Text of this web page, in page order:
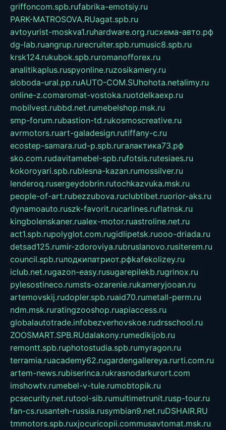
griffoncom.spb.rufabrika-emotsiy.ru
PARK-MATROSOVA.RUagat.spb.ru
avtoyurist-moskva1.ruhardware.org.ruсхема-авто.рф
dg-lab.ruangrup.rurecruiter.spb.rumusic8.spb.ru
krsk124.rukubok.spb.ruromanofforex.ru
analitikaplus.ruspyonline.ruzosikamery.ru
sloboda-ural.pp.ruAUTO-COM.SUhohota.netalimy.ru
online-z.comaromat-vostoka.ruotdelkaexp.ru
mobilvest.rubbd.net.rumebelshop.msk.ru
smp-forum.rubastion-td.rukosmoscreative.ru
avrmotors.ruart-galadesign.rutiffany-c.ru
ecostep-samara.rud-p.spb.ruгалактика73.рф
sko.com.rudavitamebel-spb.rufotsis.rutesiaes.ru
kokoroyari.spb.rublesna-kazan.rumossilver.ru
lenderoq.rusergeydobrin.rutochkazvuka.msk.ru
people-of-art.rubezzubova.ruclubtibet.ruorior-aks.ru
dynamoauto.ruszk-favorit.rucarlines.ruflatnsk.ru
kingbolenskaner.rualex-motor.ruastroline.net.ru
act1.spb.rupolyglot.com.rugidlipetsk.ruooo-driada.ru
detsad125.rumir-zdoroviya.rubruslanovo.rusiterem.ru
council.spb.ruлодкипатриот.рфkafekolizey.ru
iclub.net.rugazon-easy.rusugarepilekb.rugrinox.ru
pylesostineco.rumsts-ozarenie.rukameryjooan.ru
artemovskij.rudopler.spb.ruaid70.rumetall-perm.ru
ndm.msk.ruratingzooshop.ruapiaccess.ru
globalautotrade.infobezverhovskoe.rudrsschool.ru
ZOOSMART.SPB.RUdalakony.rumedikijob.ru
remontt.spb.ruphotostudia.spb.rumyragon.ru
terramia.ruacademy62.rugardengallereya.rurti.com.ru
artem-news.rubiserinca.rukrasnodarkurort.com
imshowtv.rumebel-v-tule.rumobtopik.ru
pcsecurity.net.rutool-sib.rumultimetrunit.rusp-tour.ru
fan-cs.rusanteh-russia.rusymbian9.net.ruDSHAIR.RU
tmmotors.spb.ruxjocuricopii.commusavtomat.msk.ru